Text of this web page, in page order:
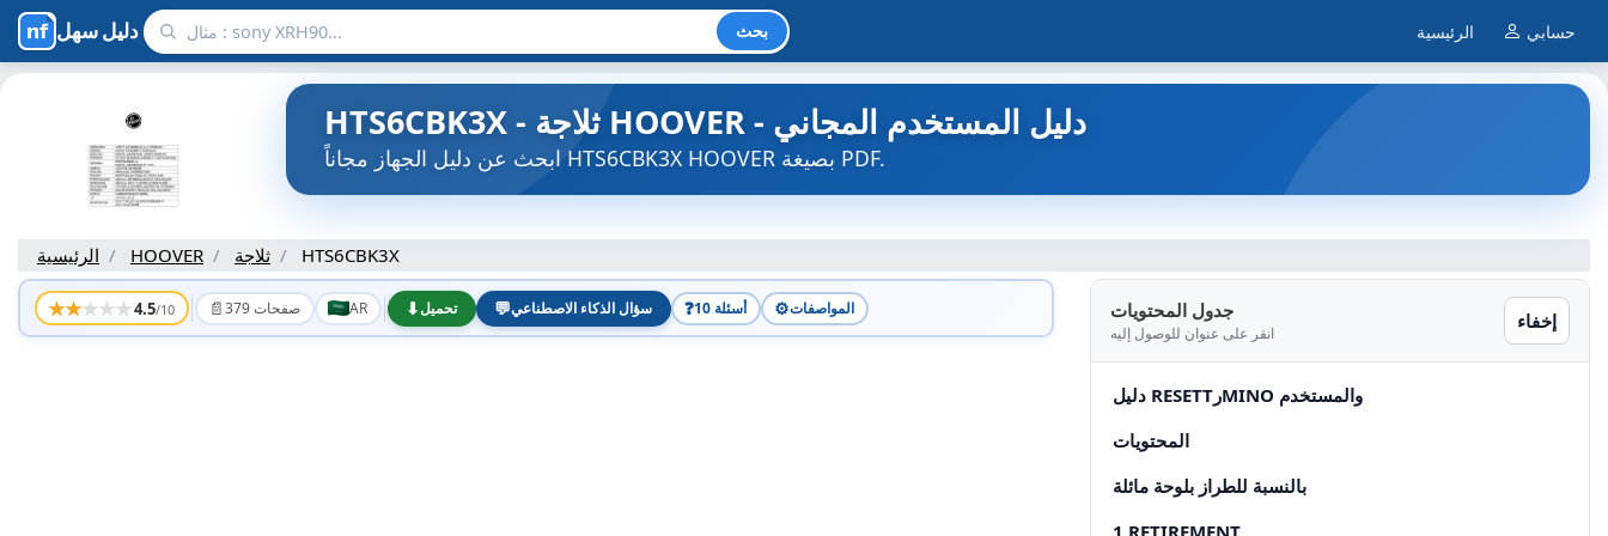
دليل سهل بحث الرئيسية حسابي
HTS6CBK3X - ثلاجة HOOVER - دليل المستخدم المجاني
ابحث عن دليل الجهاز مجاناً HTS6CBK3X HOOVER بصيغة PDF.
الرئيسية HOOVER ثلاجة HTS6CBK3X
★★★★★4.5/10 📄 379 صفحات AR ⬇تحميل 💬سؤال الذكاء الاصطناعي ❓ 10 أسئلة ⚙️المواصفات جدول المحتويات
انقر على عنوان للوصول إليه
إخفاء
دليل RESETTرMINO والمستخدم
المحتويات
بالنسبة للطراز بلوحة مائلة